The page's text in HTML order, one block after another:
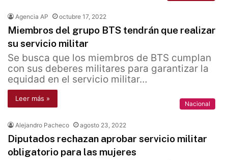
Agencia AP octubre 17, 2022
Miembros del grupo BTS tendrán que realizar
su servicio militar
Se busca que los miembros de BTS cumplan
con sus deberes militares para garantizar la
equidad en el servicio militar…
Leer más »
Nacional
Alejandro Pacheco agosto 23, 2022
Diputados rechazan aprobar servicio militar
obligatorio para las mujeres